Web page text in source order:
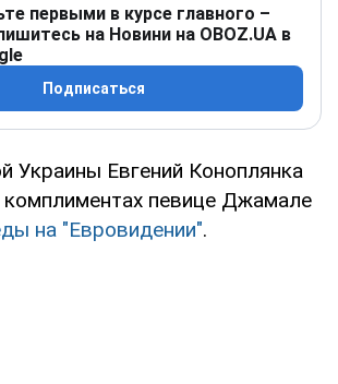
первыми в курсе главного –
на Новини на OBOZ.UA в
Подписаться
Украины Евгений Коноплянка
комплиментах певице Джамале
на "Евровидении".